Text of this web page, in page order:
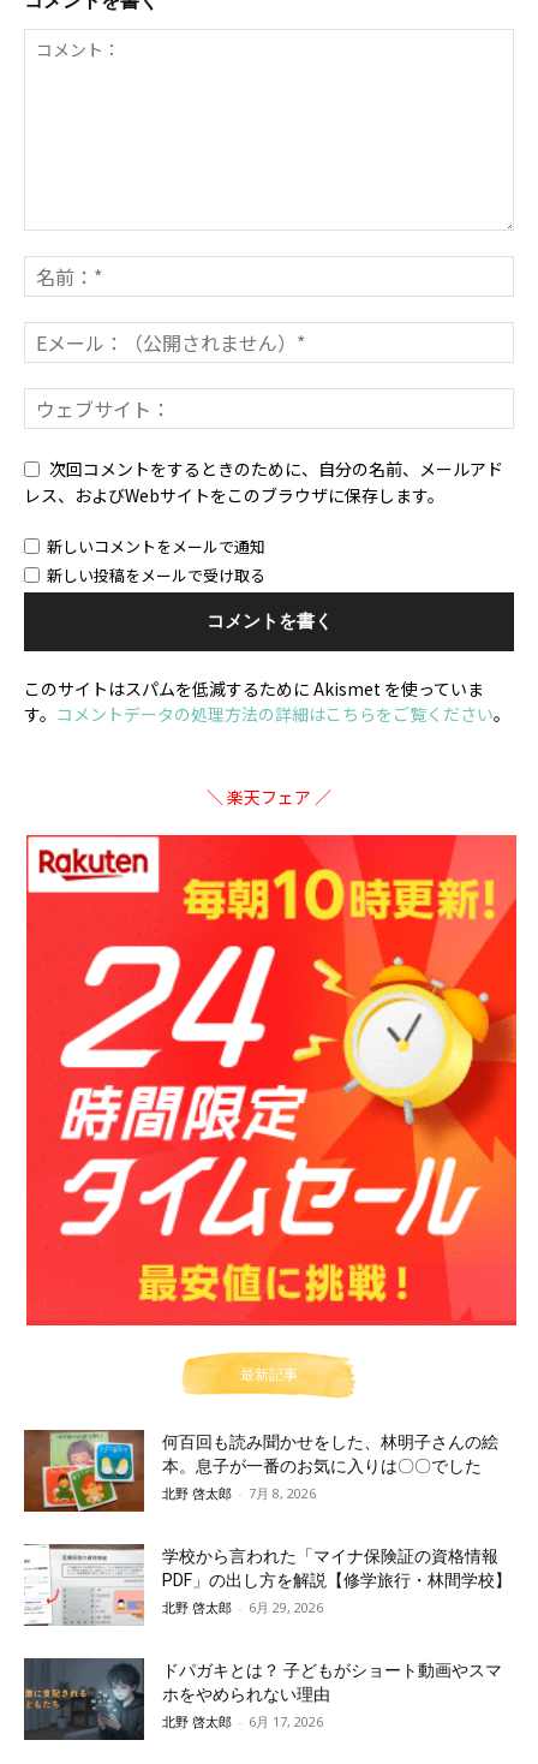
次回コメントをするときのために、自分の名前、メールアド
レス、およびWebサイトをこのブラウザに保存します。
新しいコメントをメールで通知
新しい投稿をメールで受け取る
このサイトはスパムを低減するために Akismet を使っていま
す。 コメントデータの処理方法の詳細はこちらをご覧ください。
＼ 楽天フェア ／
最新記事
何百回も読み聞かせをした、林明子さんの絵
本。息子が一番のお気に入りは〇〇でした
北野 啓太郎 - 7月 8, 2026
学校から言われた「マイナ保険証の資格情報
PDF」の出し方を解説【修学旅行・林間学校】
北野 啓太郎 - 6月 29, 2026
ドパガキとは？ 子どもがショート動画やスマ
ホをやめられない理由
北野 啓太郎 - 6月 17, 2026